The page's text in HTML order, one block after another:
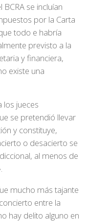
se incluían
por la Carta
todo e habría
previsto a la
y financiera,
existe una
los jueces
se pretendió llevar
y constituye,
o desacierto se
al menos de
mucho más tajante
entre la
hay delito alguno en